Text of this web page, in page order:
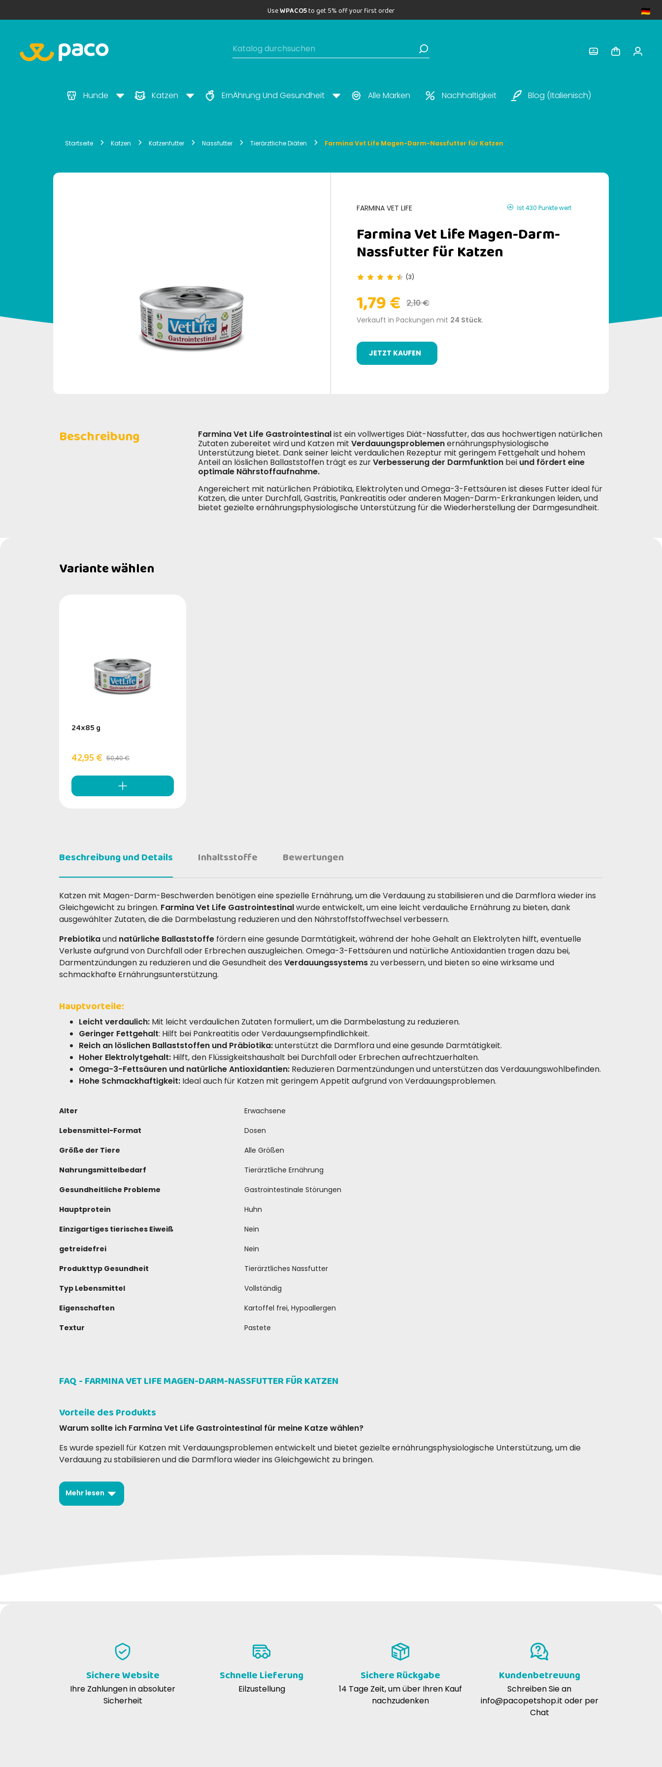
UseWPACO5to get 5% off your first order
Hunde Katzen ErnÄhrung Und Gesundheit Alle Marken Nachhaltigkeit Blog (italienisch)
Startseite Katzen Katzenfutter Nassfutter Tierärztliche Diäten Farmina Vet Life Magen-Darm-Nassfutter für Katzen
FARMINA VET LIFE Ist 430 Punkte wert
Farmina Vet Life Magen-Darm-
Nassfutter für Katzen
(3)
1,79 € 2,10 €
Verkauft in Packungen mit 24 Stück.
JETZT KAUFEN
Beschreibung Farmina Vet Life Gastrointestinalist ein vollwertiges Diät-Nassfutter, das aus hochwertigen natürlichen
Zutaten zubereitet wird und Katzen mit Verdauungsproblemenernährungsphysiologische
Unterstützung bietet. Dank seiner leicht verdaulichen Rezeptur mit geringem Fettgehalt und hohem
Anteil an löslichen Ballaststoffen trägt es zurVerbesserung der Darmfunktion bei und fördert eine
optimale Nährstoffaufnahme.
Angereichert mit natürlichen Präbiotika, Elektrolyten und Omega-3-Fettsäuren ist dieses Futter ideal für
Katzen, die unter Durchfall, Gastritis, Pankreatitis oder anderen Magen-Darm-Erkrankungen leiden, und
bietet gezielte ernährungsphysiologische Unterstützung für die Wiederherstellung der Darmgesundheit.
Variante wählen
24x85 g
42,95 € 50,40 €
Beschreibung und Details Inhaltsstoffe Bewertungen
Katzen mit Magen-Darm-Beschwerden benötigen eine spezielle Ernährung, um die Verdauung zu stabilisieren und die Darmflora wieder ins
Gleichgewicht zu bringen. Farmina Vet Life Gastrointestinalwurde entwickelt, um eine leicht verdauliche Ernährung zu bieten, dank
ausgewählter Zutaten, die die Darmbelastung reduzieren und den Nährstoffstoffwechsel verbessern.
Prebiotikaund natürliche Ballaststoffe fördern eine gesunde Darmtätigkeit, während der hohe Gehalt an Elektrolyten hilft, eventuelle
Verluste aufgrund von Durchfall oder Erbrechen auszugleichen. Omega-3-Fettsäuren und natürliche Antioxidantien tragen dazu bei,
Darmentzündungen zu reduzieren und die Gesundheit des Verdauungssystems zu verbessern, und bieten so eine wirksame und
schmackhafte Ernährungsunterstützung.
Hauptvorteile:
Leicht verdaulich: Mit leicht verdaulichen Zutaten formuliert, um die Darmbelastung zu reduzieren.
Geringer Fettgehalt: Hilft bei Pankreatitis oder Verdauungsempfindlichkeit.
Reich an löslichen Ballaststoffen und Präbiotika:unterstützt die Darmflora und eine gesunde Darmtätigkeit.
Hoher Elektrolytgehalt: Hilft, den Flüssigkeitshaushalt bei Durchfall oder Erbrechen aufrechtzuerhalten.
Omega-3-Fettsäuren und natürliche Antioxidantien: Reduzieren Darmentzündungen und unterstützen das Verdauungswohlbefinden.
Hohe Schmackhaftigkeit: Ideal auch für Katzen mit geringem Appetit aufgrund von Verdauungsproblemen.
Alter
Erwachsene
Lebensmittel-Format
Dosen
Größe der Tiere
Alle Größen
Nahrungsmittelbedarf
Tierärztliche Ernährung
Gesundheitliche Probleme
Gastrointestinale Störungen
Hauptprotein
Huhn
Einzigartiges tierisches Eiweiß
Nein
getreidefrei
Nein
Produkttyp Gesundheit
Tierärztliches Nassfutter
Typ Lebensmittel
Vollständig
Eigenschaften
Kartoffel frei, Hypoallergen
Textur
Pastete
ZUSAMMENSETZUNG
MEDIAMENTE APPETIBILE
scatolette!
FAQ - FARMINA VET LIFE MAGEN-DARM-NASSFUTTER FÜR KATZEN
Vorteile des Produkts
Warum sollte ich Farmina Vet Life Gastrointestinal für meine Katze wählen?
Es wurde speziell für Katzen mit Verdauungsproblemen entwickelt und bietet gezielte ernährungsphysiologische Unterstützung, um die
Verdauung zu stabilisieren und die Darmflora wieder ins Gleichgewicht zu bringen.
Wie tragen Ballaststoffe zur Verbesserung der Verdauung bei?
Lösliche Ballaststoffe fördern die Darmtätigkeit, verbessern die Nährstoffaufnahme und reduzieren Durchfall.
Es wird empfohlen, die Tagesration auf mehrere kleine Mahlzeiten aufzuteilen, um die Verdauungsbelastung zu verringern und eine bessere
Nährstoffaufnahme zu fördern.
Wie muss ich das Produkt aufbewahren?
Mehr lesen
Sichere Website
Ihre Zahlungen in absoluter
Sicherheit
Schnelle Lieferung
Eilzustellung
Sichere Rückgabe
14 Tage Zeit, um über Ihren Kauf
nachzudenken
Kundenbetreuung
Schreiben Sie an
info@pacopetshop.it oder per
Chat